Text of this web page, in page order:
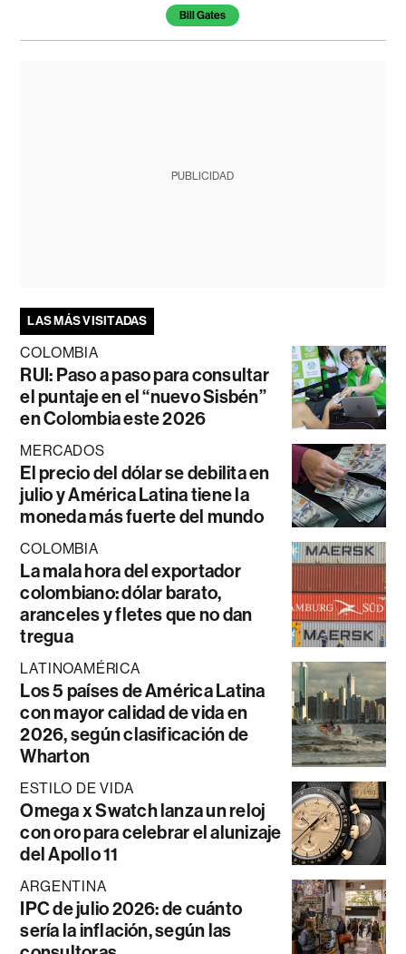
Temas de este artículoBill Gates
PUBLICIDAD
LAS MÁS VISITADAS
COLOMBIA
RUI: Paso a paso para consultar
el puntaje en el “nuevo Sisbén”
en Colombia este 2026
MERCADOS
El precio del dólar se debilita en
julio y América Latina tiene la
moneda más fuerte del mundo
COLOMBIA
La mala hora del exportador
colombiano: dólar barato,
aranceles y fletes que no dan
tregua
LATINOAMÉRICA
Los 5 países de América Latina
con mayor calidad de vida en
2026, según clasificación de
Wharton
ESTILO DE VIDA
Omega x Swatch lanza un reloj
con oro para celebrar el alunizaje
del Apollo 11
ARGENTINA
IPC de julio 2026: de cuánto
sería la inflación, según las